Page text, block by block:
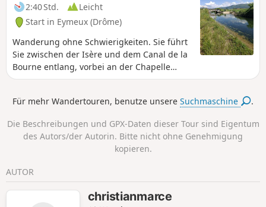
2:40 Std.
Leicht
Start in Eymeux (Drôme)
Wanderung ohne Schwierigkeiten. Sie führt
Sie zwischen der Isère und dem Canal de la
Bourne entlang, vorbei an der Chapelle
Sainte-Béatrix und ihrem Felsvorsprung mit
bemerkenswerten Panorama auf den
Für mehr Wandertouren, benutze unsereSuchmaschine .
Die Beschreibungen und GPX-Daten dieser Tour sind Eigentum
des Autors/der Autorin. Bitte nicht ohne Genehmigung
kopieren.
AUTOR
christianmarce